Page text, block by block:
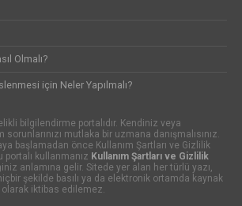
Olmalı?
için Neler Yapılmalı?
bilgilendirme portalıdır. Kendiniz veya
mutlaka bir uzmana danışmalısınız.
başlamadan önce Kullanım Şartları ve Gizlilik
portalı kullanmanız Kullanım Şartları ve Gizlilik
anlamına gelir. Sitede yer alan her türlü yazı,
şekilde basılı ya da elektronik ortamda kaynak
iktibas edilemez.